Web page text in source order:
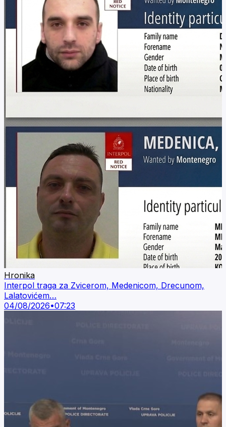
Hronika
Interpol traga za Zvicerom, Medenicom, Drecunom,
Lalatovićem…
04/08/2026•07:23